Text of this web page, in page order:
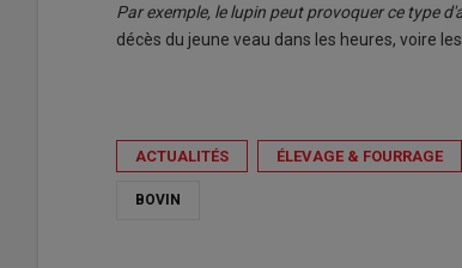
Par exemple, le lupin peut provoquer ce type
décès du jeune veau dans les heures, voire
ACTUALITÉS ÉLEVAGE & FOURRAGE
BOVIN